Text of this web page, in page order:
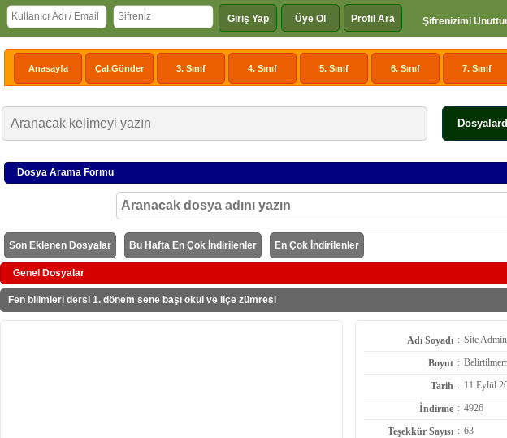
Giriş Yap Üye Ol Profil Ara Şifrenizimi
Anasayfa Çal.Gönder 3. Sınıf 4. Sınıf 5. Sınıf 6. Sınıf 7. Sınıf
Dosya Arama Formu
Son Eklenen Dosyalar Bu Hafta En Çok İndirilenler En Çok İndirilenler
Genel Dosyalar
Fen bilimleri dersi 1. dönem sene başı okul ve ilçe zümresi
Adı Soyadı : Site
Boyut :
Tarih : 11 Eylül
İndirme : 4926
Teşekkür Sayısı : 63